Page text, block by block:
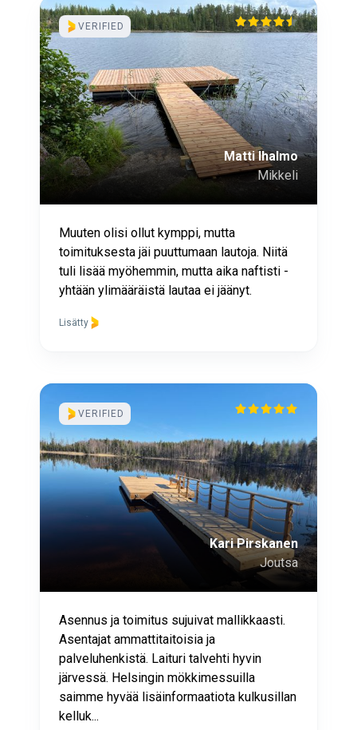
VERIFIED
Matti Ihalmo
Mikkeli
Muuten olisi ollut kymppi, mutta
toimituksesta jäi puuttumaan lautoja. Niitä
tuli lisää myöhemmin, mutta aika naftisti -
yhtään ylimääräistä lautaa ei jäänyt.
Lisätty
VERIFIED
Kari Pirskanen
Joutsa
Asennus ja toimitus sujuivat mallikkaasti.
Asentajat ammattitaitoisia ja
palveluhenkistä. Laituri talvehti hyvin
järvessä. Helsingin mökkimessuilla
saimme hyvää lisäinformaatiota kulkusillan
kelluk...